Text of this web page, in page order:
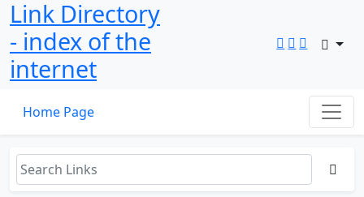
Link Directory
- index of the
internet
Home Page